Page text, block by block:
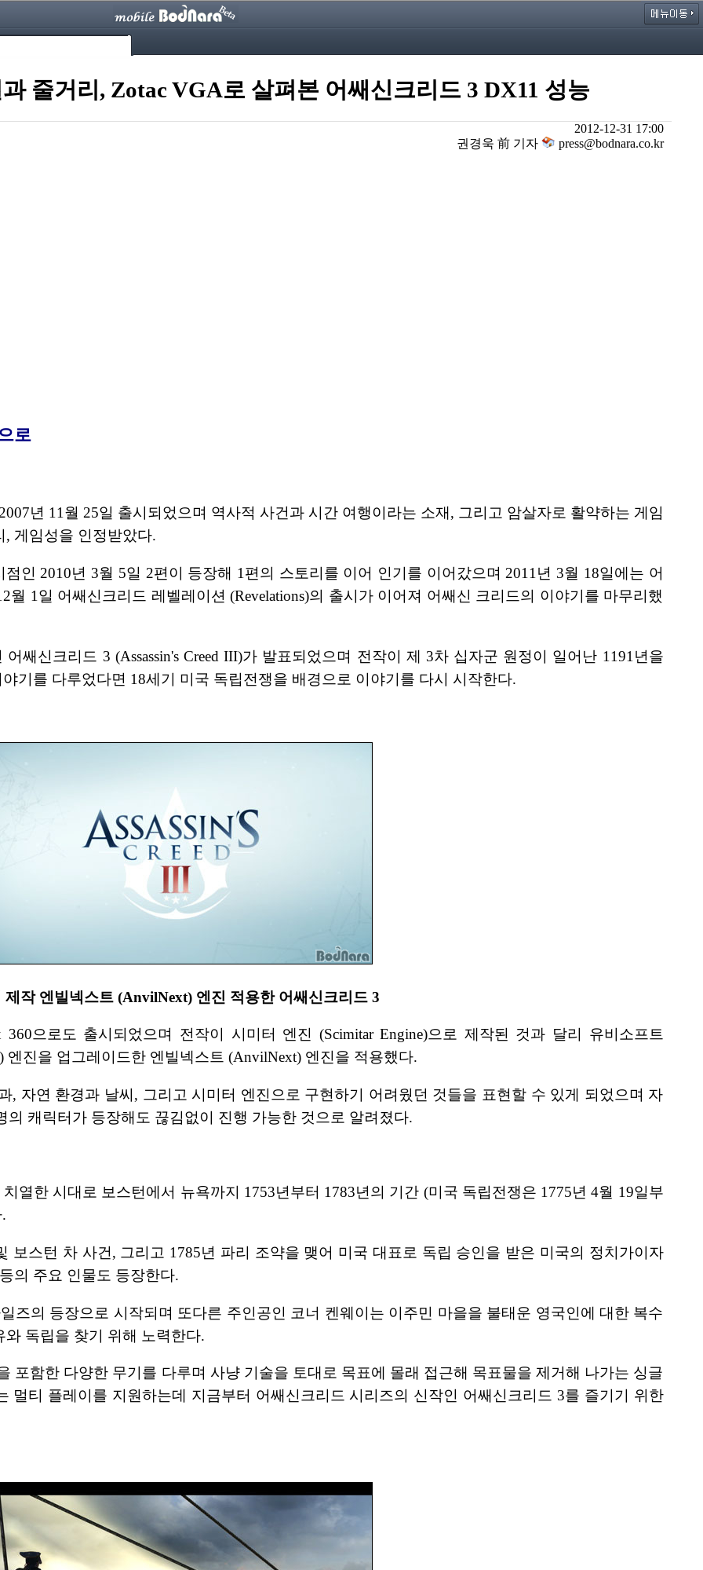
줄거리, Zotac VGA로 살펴본 어쌔신크리드 3 DX11 성능
2012-12-31 17:00
권경욱 前 기자
press@bodnara.co.kr
로
년 11월 25일 출시되었으며 역사적 사건과 시간 여행이라는 소재, 그리고 암살자로 활약하는 게임
게임성을 인정받았다.
인 2010년 3월 5일 2편이 등장해 1편의 스토리를 이어 인기를 이어갔으며 2011년 3월 18일에는 어
월 1일 어쌔신크리드 레벨레이션 (Revelations)의 출시가 이어져 어쌔신 크리드의 이야기를 마무리했
쌔신크리드 3 (Assassin's Creed III)가 발표되었으며 전작이 제 3차 십자군 원정이 일어난 1191년을
기를 다루었다면 18세기 미국 독립전쟁을 배경으로 이야기를 다시 시작한다.
제작 엔빌넥스트 (AnvilNext) 엔진 적용한 어쌔신크리드 3
으로도 출시되었으며 전작이 시미터 엔진 (Scimitar Engine)으로 제작된 것과 달리 유비소프트
진을 업그레이드한 엔빌넥스트 (AnvilNext) 엔진을 적용했다.
, 자연 환경과 날씨, 그리고 시미터 엔진으로 구현하기 어려웠던 것들을 표현할 수 있게 되었으며 자
캐릭터가 등장해도 끊김없이 진행 가능한 것으로 알려졌다.
열한 시대로 보스턴에서 뉴욕까지 1753년부터 1783년의 기간 (미국 독립전쟁은 1775년 4월 19일부
보스턴 차 사건, 그리고 1785년 파리 조약을 맺어 미국 대표로 독립 승인을 받은 미국의 정치가이자
의 주요 인물도 등장한다.
즈의 등장으로 시작되며 또다른 주인공인 코너 켄웨이는 이주민 마을을 불태운 영국인에 대한 복수
독립을 찾기 위해 노력한다.
포함한 다양한 무기를 다루며 사냥 기술을 토대로 목표에 몰래 접근해 목표물을 제거해 나가는 싱글
멀티 플레이를 지원하는데 지금부터 어쌔신크리드 시리즈의 신작인 어쌔신크리드 3를 즐기기 위한